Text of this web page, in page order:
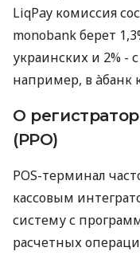
LiqPay комиссия
monobank берет
украинских и 2% -
например, в àбанк
О
(РРО)
POS-терминал
кассовым
систему с
расчетных